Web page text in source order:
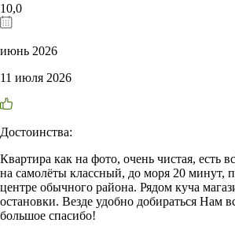
10,0
июнь 2026
11 июля 2026
Достоинства:
Квартира как на фото, очень чистая, есть
на самолёты классный, до моря 20 минут,
центре обычного района. Рядом куча
остановки. Везде удобно добираться Нам
большое спасибо!